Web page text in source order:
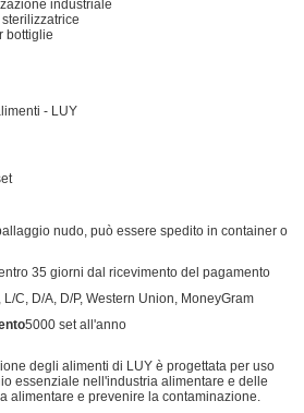
industriale
bottiglie
- LUY
nudo, può essere spedito in container o
35 giorni dal ricevimento del pagamento
L/C, D/A, D/P, Western Union, MoneyGram
5000 set all'anno
degli alimenti di LUY è progettata per uso
essenziale nell'industria alimentare e delle
alimentare e prevenire la contaminazione.